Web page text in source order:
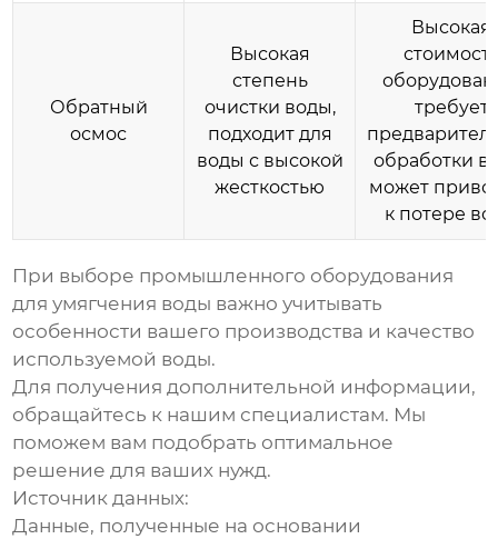
Обратный
осмос
Высокая
степень
очистки воды,
подходит для
воды с высокой
жесткостью
Высокая
требует
обработки
может
к потере
При выборе промышленного оборудования
для умягчения воды важно учитывать
особенности вашего производства и качество
используемой воды.
Для получения дополнительной информации,
обращайтесь к нашим специалистам. Мы
поможем вам подобрать оптимальное
решение для ваших нужд.
Источник данных:
Данные, полученные на основании